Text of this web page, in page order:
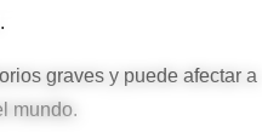
graves y puede afectar a
mundo.